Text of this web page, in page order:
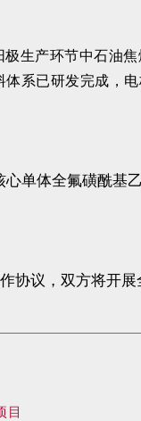
生产环节中石油
系已研发完成，
心单体全氟磺酰基
协议，双方将开
目